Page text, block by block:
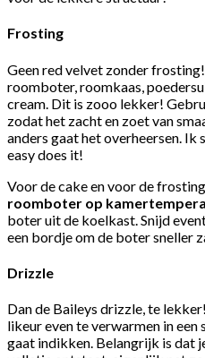
Frosting
Geen red velvet zonder
roomboter, roomkaas,
cream. Dit is zooo lekker!
zodat het zacht en zoet van
anders gaat het overheersen. Ik
easy does it!
Voor de cake en voor de
roomboter op
boter uit de koelkast. Snijd
een bordje om de boter sneller
Drizzle
Dan de Baileys drizzle, te
likeur even te verwarmen in
gaat indikken. Belangrijk is dat